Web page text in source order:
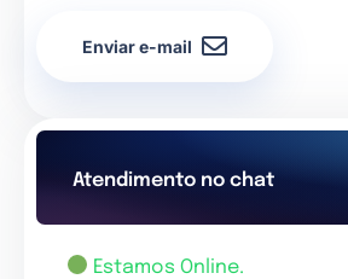
Enviar e-mail
Atendimento no chat
Estamos Online.